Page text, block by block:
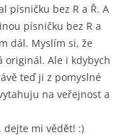
písničku bez R a Ř. A
písničku bez R a
dál. Myslím si, že
originál. Ale i kdybych
teď ji z pomyslné
na veřejnost a
dejte mi vědět! :)